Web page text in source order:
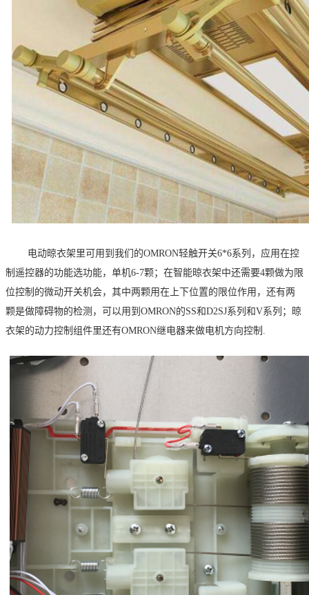
电动晾衣架里可用到我们的OMRON轻触开关6*6系列，应用在控
制遥控器的功能选功能，单机6-7颗；在智能晾衣架中还需要4颗做为限
位控制的微动开关机会，其中两颗用在上下位置的限位作用，还有两
颗是做障碍物的检测，可以用到OMRON的SS和D2SJ系列和V系列；晾
衣架的动力控制组件里还有OMRON继电器来做电机方向控制 .